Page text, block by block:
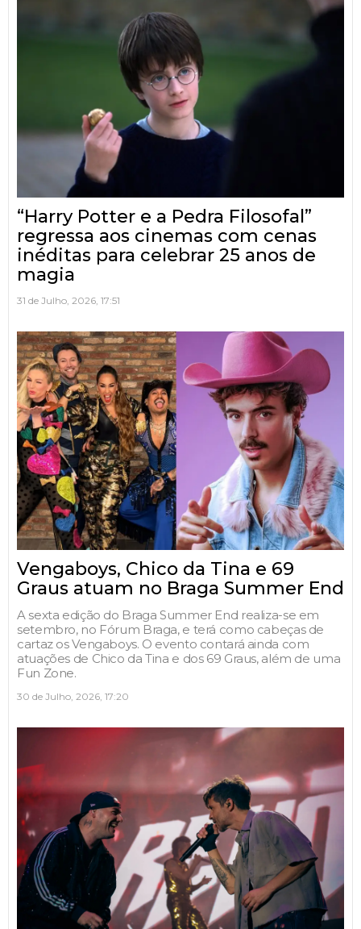
“Harry Potter e a Pedra Filosofal”
regressa aos cinemas com cenas
inéditas para celebrar 25 anos de
magia
31 de Julho, 2026, 17:51
Vengaboys, Chico da Tina e 69
Graus atuam no Braga Summer End
A sexta edição do Braga Summer End realiza-se em
setembro, no Fórum Braga, e terá como cabeças de
cartaz os Vengaboys. O evento contará ainda com
atuações de Chico da Tina e dos 69 Graus, além de uma
Fun Zone.
30 de Julho, 2026, 17:20